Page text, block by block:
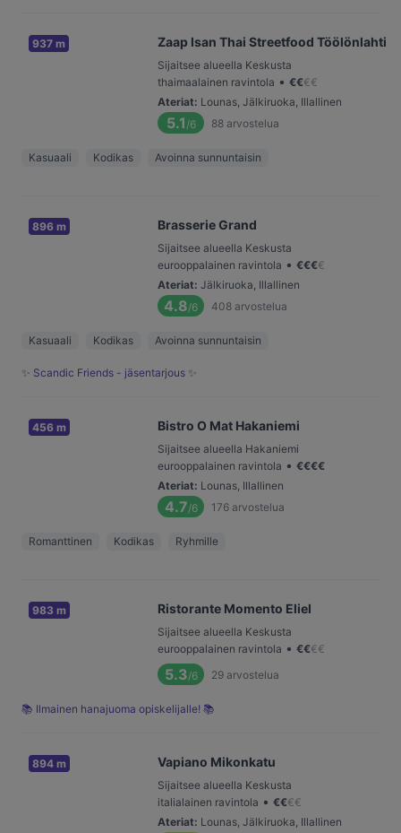
937 m Zaap Isan Thai Streetfood Töölönlahti
Sijaitsee alueella Keskusta
thaimaalainen ravintola • €€€€
Ateriat: Lounas, Jälkiruoka, Illallinen
5.1 /6 88 arvostelua
Kasuaali Kodikas Avoinna sunnuntaisin
896 m Brasserie Grand
Sijaitsee alueella Keskusta
eurooppalainen ravintola • €€€€
Ateriat: Jälkiruoka, Illallinen
4.8/6 408 arvostelua
Kasuaali Kodikas Avoinna sunnuntaisin
✨ Scandic Friends - jäsentarjous ✨
456 m Bistro O Mat Hakaniemi
Sijaitsee alueella Hakaniemi
eurooppalainen ravintola • €€€€
Ateriat: Lounas, Illallinen
4.7/6 176 arvostelua
Romanttinen Kodikas Ryhmille
983 m Ristorante Momento Eliel
Sijaitsee alueella Keskusta
eurooppalainen ravintola • €€€€
5.3/6 29 arvostelua
📚 Ilmainen hanajuoma opiskelijalle! 📚
894 m Vapiano Mikonkatu
Sijaitsee alueella Keskusta
italialainen ravintola • €€€€
Ateriat: Lounas, Jälkiruoka, Illallinen